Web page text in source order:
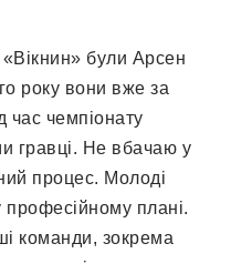
були Арсен
року вони вже за
час чемпіонату
гравці. Не вбачаю у
процес. Молоді
професійному плані.
команди, зокрема